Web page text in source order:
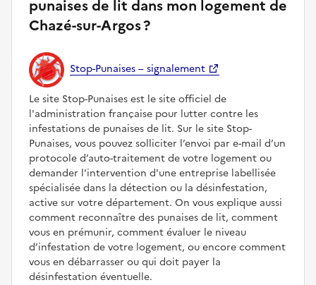
punaises de lit dans mon logement de
Chazé-sur-Argos ?
Stop-Punaises – signalement
Le site Stop-Punaises est le site officiel de
l'administration française pour lutter contre les
infestations de punaises de lit. Sur le site Stop-
Punaises, vous pouvez solliciter l’envoi par e-mail d’un
protocole d’auto-traitement de votre logement ou
demander l'intervention d'une entreprise labellisée
spécialisée dans la détection ou la désinfestation,
active sur votre département. On vous explique aussi
comment reconnaître des punaises de lit, comment
vous en prémunir, comment évaluer le niveau
d’infestation de votre logement, ou encore comment
vous en débarrasser ou qui doit payer la
désinfestation éventuelle.